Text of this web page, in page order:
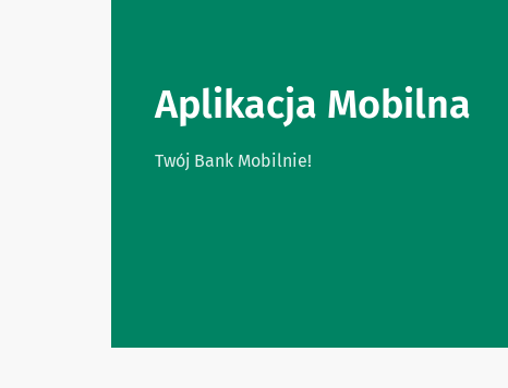
Aplikacja Mobilna
Twój Bank Mobilnie!